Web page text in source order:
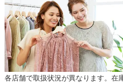
各店舗で取扱状況が異なります。在